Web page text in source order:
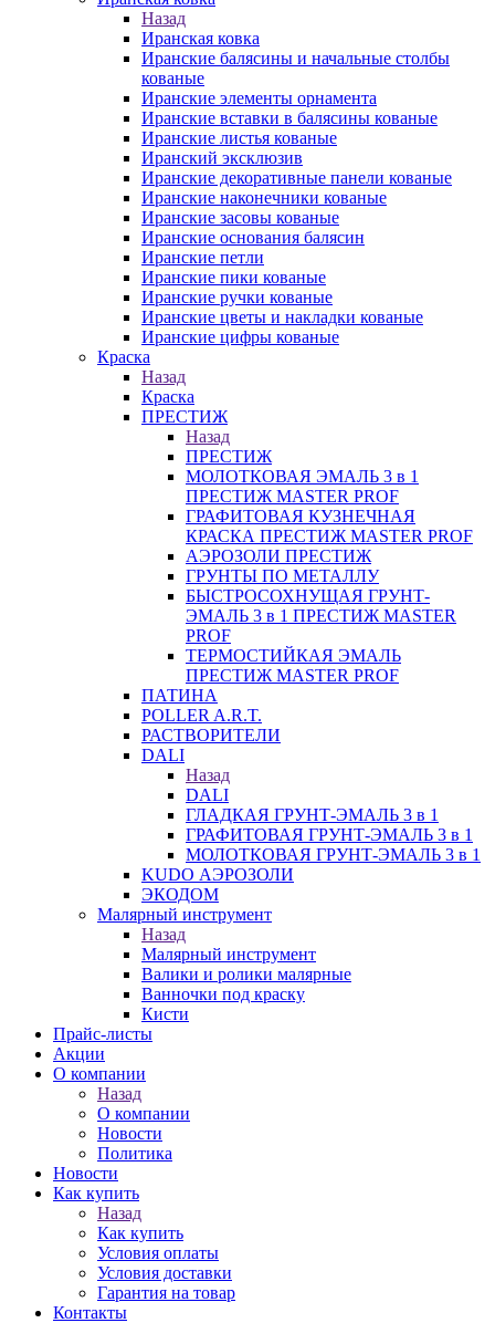
Назад
Иранская ковка
Иранские балясины и начальные столбы
кованые
Иранские элементы орнамента
Иранские вставки в балясины кованые
Иранские листья кованые
Иранский эксклюзив
Иранские декоративные панели кованые
Иранские наконечники кованые
Иранские засовы кованые
Иранские основания балясин
Иранские петли
Иранские пики кованые
Иранские ручки кованые
Иранские цветы и накладки кованые
Иранские цифры кованые
Краска
Назад
Краска
ПРЕСТИЖ
Назад
ПРЕСТИЖ
МОЛОТКОВАЯ ЭМАЛЬ 3 в 1
ПРЕСТИЖ MASTER PROF
ГРАФИТОВАЯ КУЗНЕЧНАЯ
КРАСКА ПРЕСТИЖ MASTER PROF
АЭРОЗОЛИ ПРЕСТИЖ
ГРУНТЫ ПО МЕТАЛЛУ
БЫСТРОСОХНУЩАЯ ГРУНТ-
ЭМАЛЬ 3 в 1 ПРЕСТИЖ MASTER
PROF
ТЕРМОСТИЙКАЯ ЭМАЛЬ
ПРЕСТИЖ MASTER PROF
ПАТИНА
POLLER A.R.T.
РАСТВОРИТЕЛИ
DALI
Назад
DALI
ГЛАДКАЯ ГРУНТ-ЭМАЛЬ 3 в 1
ГРАФИТОВАЯ ГРУНТ-ЭМАЛЬ 3 в 1
МОЛОТКОВАЯ ГРУНТ-ЭМАЛЬ 3 в 1
KUDO АЭРОЗОЛИ
ЭКОДОМ
Малярный инструмент
Назад
Малярный инструмент
Валики и ролики малярные
Ванночки под краску
Кисти
Прайс-листы
Акции
О компании
Назад
О компании
Новости
Политика
Новости
Как купить
Назад
Как купить
Условия оплаты
Условия доставки
Гарантия на товар
Контакты